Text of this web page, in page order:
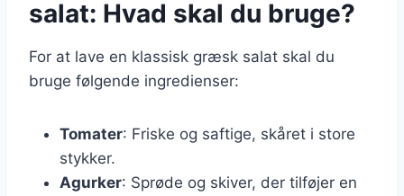
salat: Hvad skal du bruge?
For at lave en klassisk græsk salat skal du
bruge følgende ingredienser:
Tomater: Friske og saftige, skåret i store
stykker.
Agurker: Sprøde og skiver, der tilføjer en